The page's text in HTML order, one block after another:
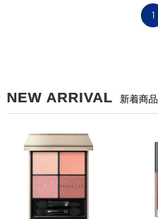
1
NEW ARRIVAL 新着商品